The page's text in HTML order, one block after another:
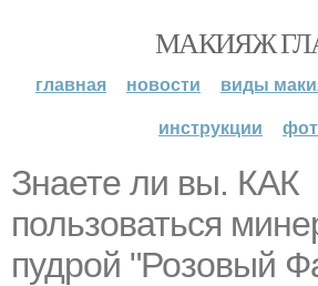
МАКИЯЖ
главная новости виды
инструкции
Знаете ли вы. КАК
пользоваться
пудрой "Розовый